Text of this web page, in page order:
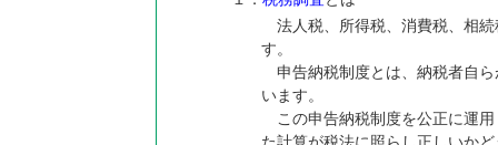
法人税、所得税、消費税、相続
す。
申告納税制度とは、納税者自ら
います。
この申告納税制度を公正に運用